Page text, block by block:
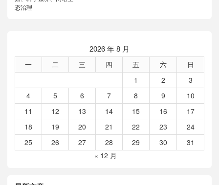
态治理
2026 年 8 月
一 二 三 四 五 六
日
1
2
3
4
5 6 7 8 9
10
11
12 13 14 15 16
17
18
19 20 21 22 23
24
25
26 27 28 29 30
31
« 12 月